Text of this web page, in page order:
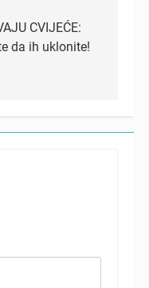
CVIJEĆE:
da ih uklonite!